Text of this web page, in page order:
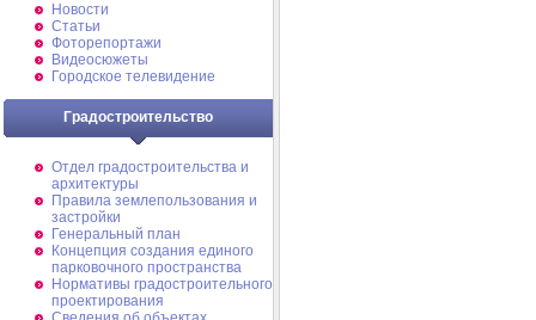
Новости
Статьи
Фоторепортажи
Видеосюжеты
Городское телевидение
Градостроительство
Отдел градостроительства и
архитектуры
Правила землепользования и
застройки
Генеральный план
Концепция создания единого
парковочного пространства
Нормативы градостроительного
проектирования